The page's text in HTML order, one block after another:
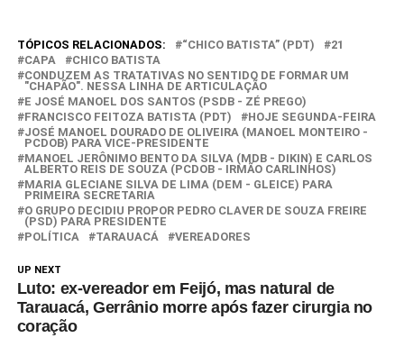
TÓPICOS RELACIONADOS: “CHICO BATISTA” (PDT)
21
CAPA
CHICO BATISTA
CONDUZEM AS TRATATIVAS NO SENTIDO DE FORMAR UM
"CHAPÃO". NESSA LINHA DE ARTICULAÇÃO
E JOSÉ MANOEL DOS SANTOS (PSDB - ZÉ PREGO)
FRANCISCO FEITOZA BATISTA (PDT)
HOJE SEGUNDA-FEIRA
JOSÉ MANOEL DOURADO DE OLIVEIRA (MANOEL MONTEIRO -
PCDOB) PARA VICE-PRESIDENTE
MANOEL JERÔNIMO BENTO DA SILVA (MDB - DIKIN) E CARLOS
ALBERTO REIS DE SOUZA (PCDOB - IRMÃO CARLINHOS)
MARIA GLECIANE SILVA DE LIMA (DEM - GLEICE) PARA
PRIMEIRA SECRETARIA
O GRUPO DECIDIU PROPOR PEDRO CLAVER DE SOUZA FREIRE
(PSD) PARA PRESIDENTE
POLÍTICA
TARAUACÁ VEREADORES
UP NEXT
Luto: ex-vereador em Feijó, mas natural de
Tarauacá, Gerrânio morre após fazer cirurgia no
coração